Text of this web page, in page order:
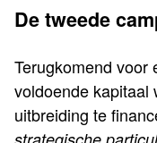
De tweede
Terugkomend voor
voldoende kapitaal
uitbreiding te